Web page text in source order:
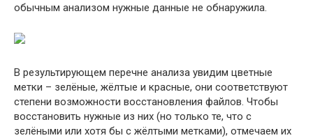
обычным анализом нужные данные не обнаружила.
В результирующем перечне анализа увидим цветные
метки – зелёные, жёлтые и красные, они соответствуют
степени возможности восстановления файлов. Чтобы
восстановить нужные из них (но только те, что с
зелёными или хотя бы с жёлтыми метками), отмечаем их